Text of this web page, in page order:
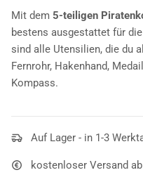
Mit dem 5-teiligen
bestens ausgestattet für
sind alle Utensilien, die du
Fernrohr, Hakenhand,
Kompass.
Auf Lager - in 1-3
kostenloser Versand